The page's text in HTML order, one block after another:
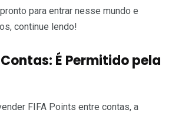
para entrar nesse mundo e
continue lendo!
É Permitido pela
FIFA Points entre contas, a